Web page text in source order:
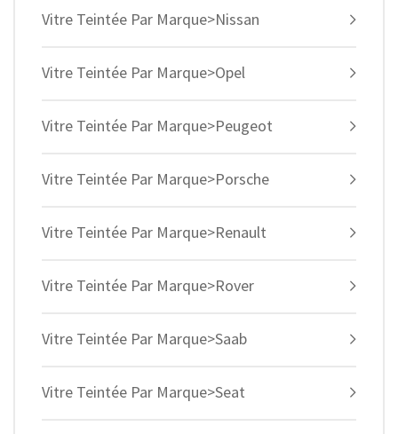
Vitre Teintée Par Marque>Nissan
Vitre Teintée Par Marque>Opel
Vitre Teintée Par Marque>Peugeot
Vitre Teintée Par Marque>Porsche
Vitre Teintée Par Marque>Renault
Vitre Teintée Par Marque>Rover
Vitre Teintée Par Marque>Saab
Vitre Teintée Par Marque>Seat